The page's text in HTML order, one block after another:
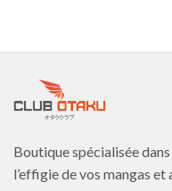
Les
être
sur
la
Boutique spécialisée
l’effigie de vos mangas et